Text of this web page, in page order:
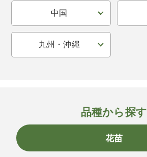
中国
九州・沖縄
品種から探す
花苗